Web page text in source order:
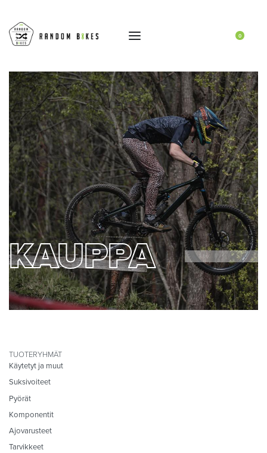
0
KAUPPA
TUOTERYHMÄT
Käytetyt ja muut
Suksivoiteet
Pyörät
Komponentit
Ajovarusteet
Tarvikkeet